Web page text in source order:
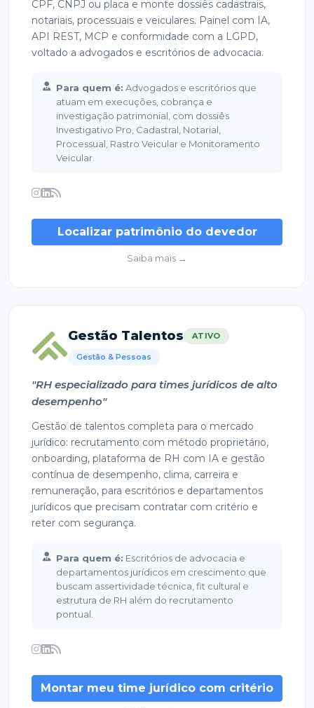
CPF, CNPJ ou placa e monte dossiês cadastrais,
notariais, processuais e veiculares. Painel com IA,
API REST, MCP e conformidade com a LGPD,
voltado a advogados e escritórios de advocacia.
Para quem é: Advogados e escritórios que
atuam em execuções, cobrança e
investigação patrimonial, com dossiês
Investigativo Pro, Cadastral, Notarial,
Processual, Rastro Veicular e Monitoramento
Veicular.
Localizar patrimônio do devedor
Saiba mais →
Gestão Talentos ATIVO
Gestão & Pessoas
"RH especializado para times jurídicos de alto
desempenho"
Gestão de talentos completa para o mercado
jurídico: recrutamento com método proprietário,
onboarding, plataforma de RH com IA e gestão
contínua de desempenho, clima, carreira e
remuneração, para escritórios e departamentos
jurídicos que precisam contratar com critério e
reter com segurança.
Para quem é: Escritórios de advocacia e
departamentos jurídicos em crescimento que
buscam assertividade técnica, fit cultural e
estrutura de RH além do recrutamento
pontual.
Montar meu time jurídico com critério